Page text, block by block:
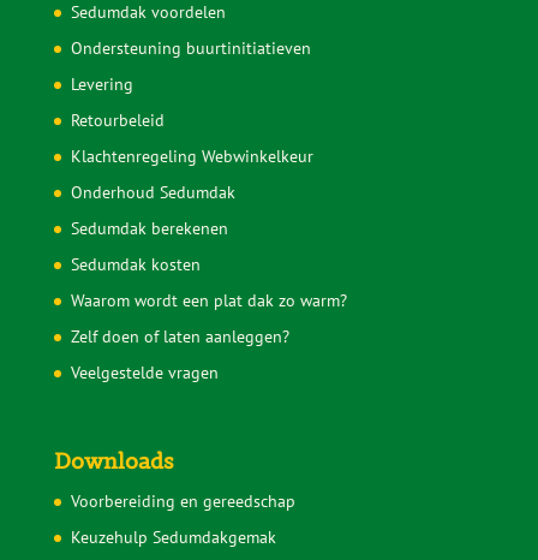
Sedumdak voordelen
Ondersteuning buurtinitiatieven
Levering
Retourbeleid
Klachtenregeling Webwinkelkeur
Onderhoud Sedumdak
Sedumdak berekenen
Sedumdak kosten
Waarom wordt een plat dak zo warm?
Zelf doen of laten aanleggen?
Veelgestelde vragen
Downloads
Voorbereiding en gereedschap
Keuzehulp Sedumdakgemak